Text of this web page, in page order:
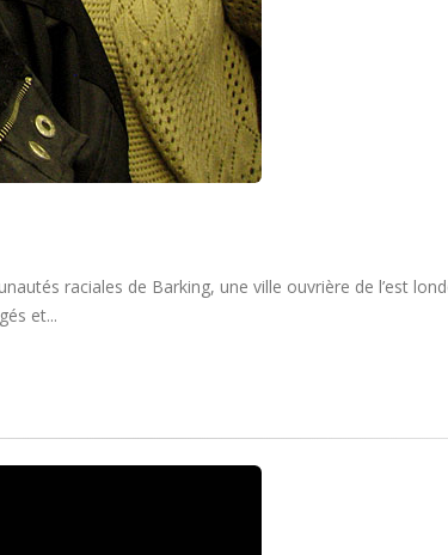
raciales de Barking, une ville ouvrière de l’est
et...